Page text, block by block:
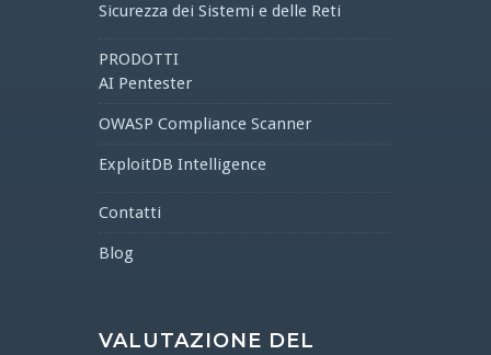
Sicurezza dei Sistemi e delle Reti
PRODOTTI
AI Pentester
OWASP Compliance Scanner
ExploitDB Intelligence
Contatti
Blog
VALUTAZIONE DEL